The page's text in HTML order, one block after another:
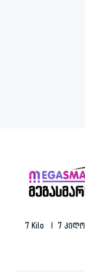
7 Kilo 7 Კილო